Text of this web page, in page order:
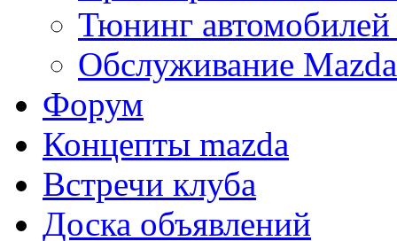
Тюнинг
Обслуживание Mazda
Форум
Концепты mazda
Встречи клуба
Доска объявлений